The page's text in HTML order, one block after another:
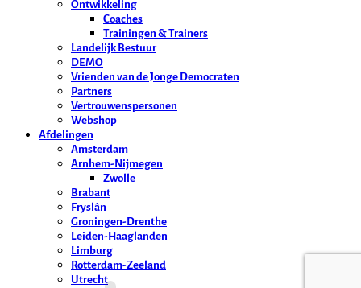
Ontwikkeling
Coaches
Trainingen & Trainers
Landelijk Bestuur
DEMO
Vrienden van de Jonge Democraten
Partners
Vertrouwenspersonen
Webshop
Afdelingen
Amsterdam
Arnhem-Nijmegen
Zwolle
Brabant
Fryslân
Groningen-Drenthe
Leiden-Haaglanden
Limburg
Rotterdam-Zeeland
Utrecht